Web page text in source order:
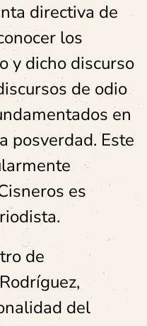
directiva de
los
y dicho discurso
de odio
en
posverdad. Este
es
de
del